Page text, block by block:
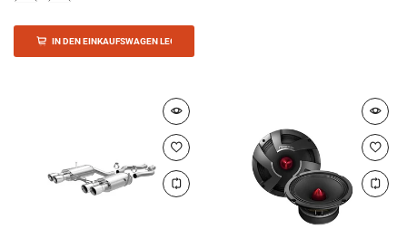
IN DEN EINKAUFSWAGEN LEGEN